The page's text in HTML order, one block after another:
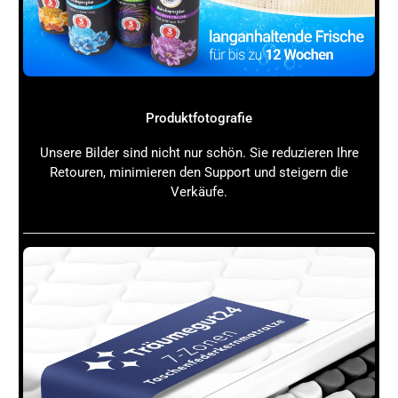
Deine Wettbewerber zu analysieren.
Geo SEO Keywords definieren:Lass Dir von KI
passende lokale Suchbegriffe vorschlagen, die
Deine Zielgruppe verwendet.
Deine Region, Dienstleistungen und lokale
Onpage SEO optimieren:Passe Meta-Tags,
Überschriften und strukturierte Daten an, um Geo-
Targeting zu unterstützen.
Deine Unternehmensdaten in Google My Business
und anderen Verzeichnissen korrekt und einheitlich
Backlinks aus der Region aufbauen:
helfen, lokale Linkquellen zu identifizieren und
gezielt anzusprechen.
Geo SEO Monitoring einrichten:Überwache Deine
Rankings und passe Deine Strategie bei Bedarf an.
Produktfotografie
Unsere Bilder sind nicht nur schön. Sie reduzieren Ihre
Retouren, minimieren den Support und steigern die
Verkäufe.